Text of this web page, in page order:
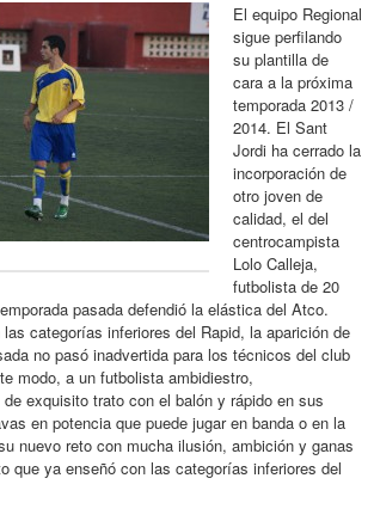
El equipo Regional
sigue perfilando
su plantilla de
cara a la próxima
temporada 2013 /
2014. El Sant
Jordi ha cerrado la
incorporación de
otro joven de
calidad, el del
centrocampista
Lolo Calleja,
futbolista de 20
pasada defendió la elástica del Atco.
categorías inferiores del Rapid, la aparición de
no pasó inadvertida para los técnicos del club
modo, a un futbolista ambidiestro,
exquisito trato con el balón y rápido en sus
en potencia que puede jugar en banda o en la
nuevo reto con mucha ilusión, ambición y ganas
que ya enseñó con las categorías inferiores del